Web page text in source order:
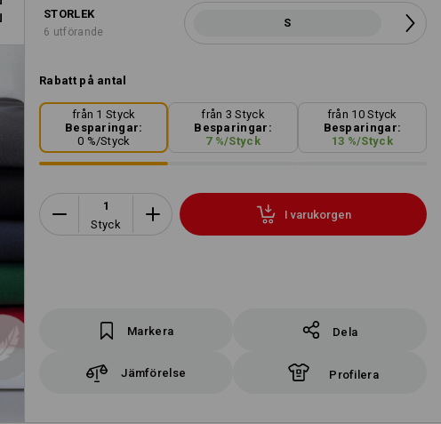
STORLEK
6 utförande
S
Rabatt på antal
från 1 Styck
Besparingar:
0 %/Styck
från 3 Styck
Besparingar:
7%/Styck
från 10 Styck
Besparingar:
13 %/Styck
Styck
I varukorgen
Markera Dela
Jämförelse Profilera